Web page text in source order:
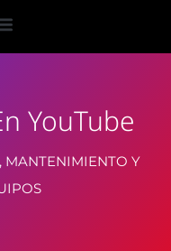
YouTube
MANTENIMIENTO Y